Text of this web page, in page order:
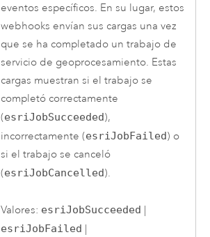
eventos específicos. En su lugar, estos
webhooks envían sus cargas una vez
que se ha completado un trabajo de
servicio de geoprocesamiento. Estas
cargas muestran si el trabajo se
completó correctamente
(esriJobSucceeded),
incorrectamente (esriJobFailed) o
si el trabajo se canceló
(esriJobCancelled).
Valores: esriJobSucceeded
esriJobFailed